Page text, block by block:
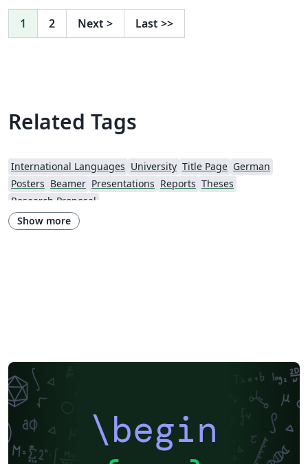
the Chair of Energy Engineering and Environmental
Protection, Berlin Institute of Technology.
1 2 Next > Last >>
Related Tags
International Languages University Title Page German
Posters Beamer Presentations Reports Theses
Research Proposal
Show more
\begin